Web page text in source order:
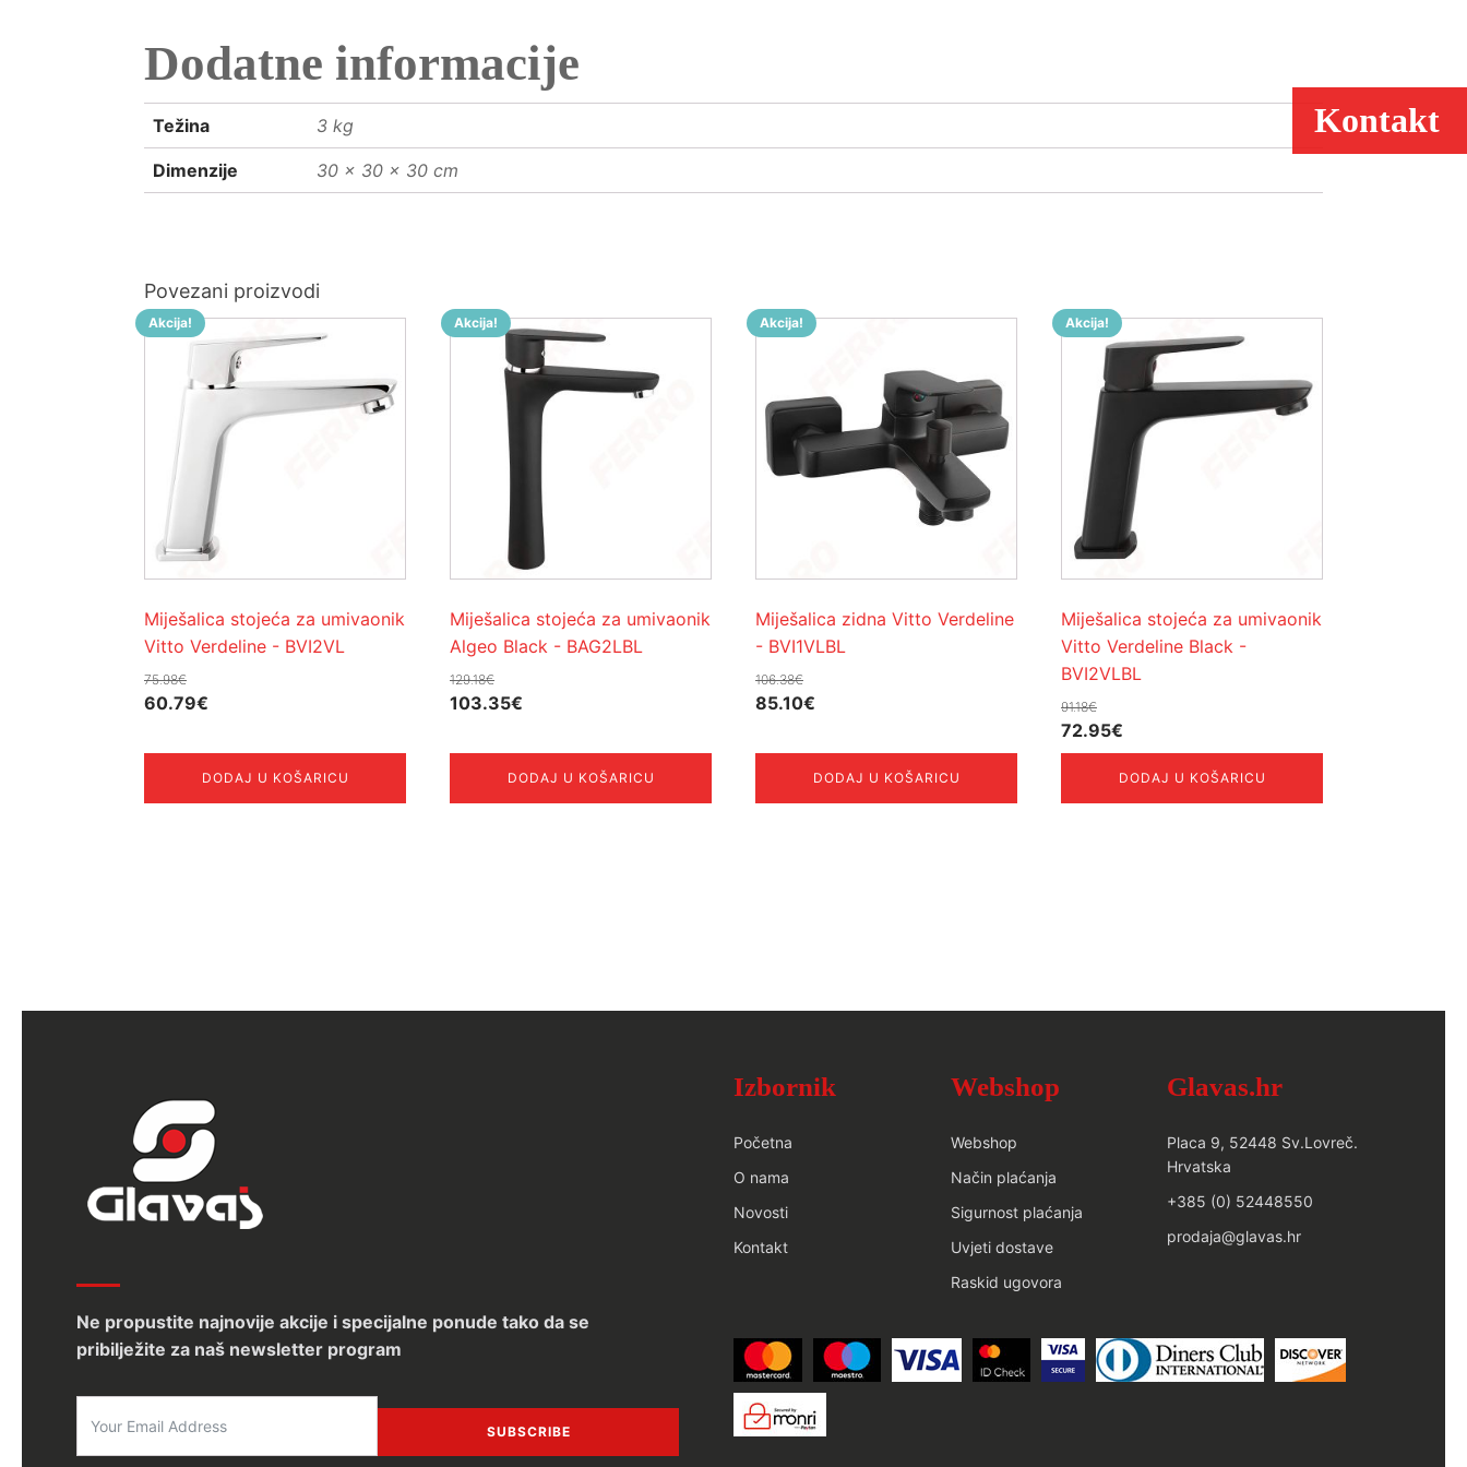
Dodatne informacije
Težina 3 kg
Dimenzije 30 × 30 × 30 cm
Povezani proizvodi
Akcija!
Miješalica stojeća za umivaonik
Vitto Verdeline - BVI2VL
75.98€
Izvorna
bila
75.98€.
60.79€
je:
60.79€.
DODAJ U KOŠARICU
Akcija!
Miješalica stojeća za umivaonik
Algeo Black - BAG2LBL
129.18€
Izvorna
bila
129.18€.
103.35€
je:
103.35€.
DODAJ U KOŠARICU
Akcija!
Miješalica zidna Vitto Verdeline
- BVI1VLBL
106.38€
Izvorna
bila
106.38€.
85.10€
je:
85.10€.
DODAJ U KOŠARICU
Akcija!
Miješalica stojeća za umivaonik
Vitto Verdeline Black -
BVI2VLBL
91.18€
Izvorna
cijena
je:
72.95€
cijena
je:
72.95€.
DODAJ U KOŠARICU
Ne propustite najnovije akcije i specijalne ponude tako da se
pribilježite za naš newsletter program
SUBSCRIBE
Izbornik
Početna
O nama
Novosti
Kontakt
Webshop
Webshop
Način plaćanja
Sigurnost plaćanja
Uvjeti dostave
Raskid ugovora
Glavas.hr
Placa 9, 52448 Sv.Lovreč.
Hrvatska
+385 (0) 52448550
prodaja@glavas.hr
Kontakt